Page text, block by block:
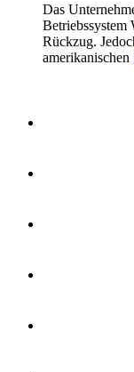
Das
Betriebssystem
Rückzug.
amerikanischen